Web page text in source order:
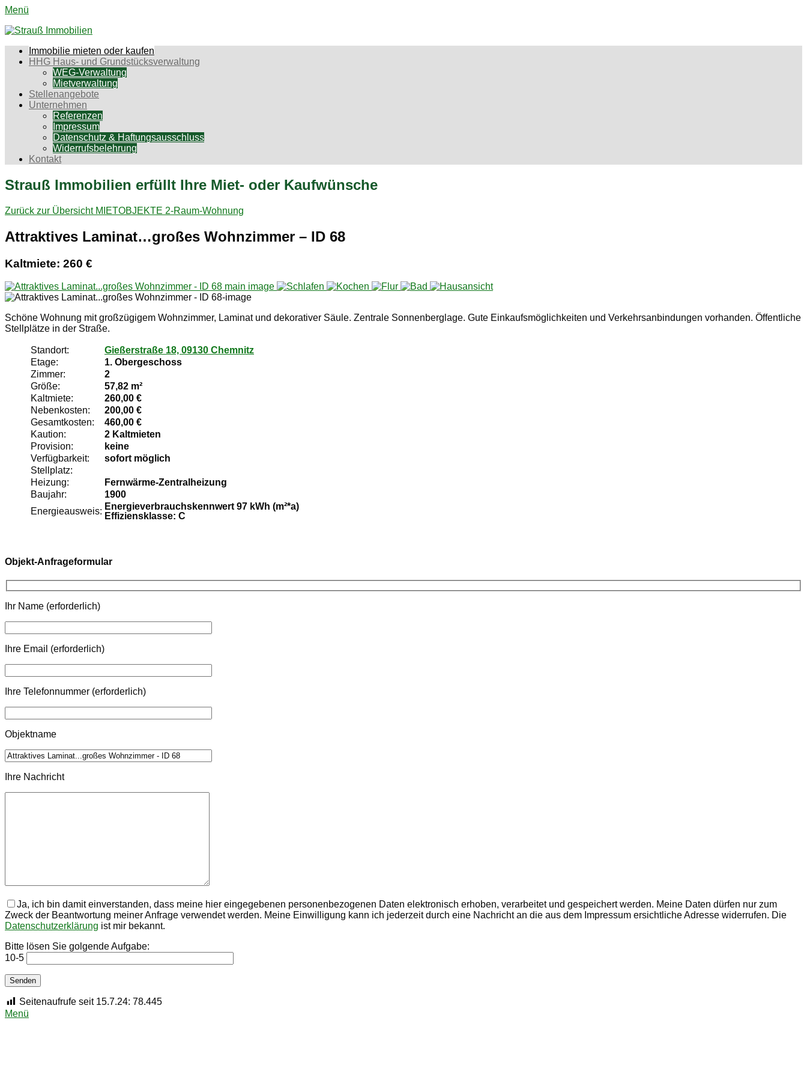
Menü
Strauß Immobilien
Erstes
Menü
Zum
Inhalt:
Immobilie mieten oder kaufen
HHG Haus- und Grundstücksverwaltung
WEG-Verwaltung
Mietverwaltung
Stellenangebote
Unternehmen
Referenzen
Impressum
Datenschutz & Haftungsausschluss
Widerrufsbelehrung
Kontakt
Strauß Immobilien erfüllt Ihre Miet- oder Kaufwünsche
Zurück zur Übersicht MIETOBJEKTE 2-Raum-Wohnung
Attraktives Laminat…großes Wohnzimmer – ID 68
Kaltmiete: 260 €
Schöne Wohnung mit großzügigem Wohnzimmer, Laminat und dekorativer Säule. Zentrale Sonnenberglage. Gute Einkaufsmöglichkeiten und Verkehrsanbindungen vorhanden. Öffentliche
Stellplätze in der Straße.
Standort:
Gießerstraße 18, 09130 Chemnitz
Etage:
1. Obergeschoss
Zimmer:
2
Größe:
57,82 m²
Kaltmiete:
260,00 €
Nebenkosten:
200,00 €
Gesamtkosten:
460,00 €
Kaution:
2 Kaltmieten
Provision:
keine
Verfügbarkeit:
sofort möglich
Stellplatz:
Heizung:
Fernwärme-Zentralheizung
Baujahr:
1900
Energieausweis: Energieverbrauchskennwert 97 kWh (m²*a)
Effiziensklasse: C
Objekt-Anfrageformular
Ihr Name (erforderlich)
Ihre Email (erforderlich)
Ihre Telefonnummer (erforderlich)
Objektname
Ihre Nachricht
Ja, ich bin damit einverstanden, dass meine hier eingegebenen personenbezogenen Daten elektronisch erhoben, verarbeitet und gespeichert werden. Meine Daten dürfen nur zum
Zweck der Beantwortung meiner Anfrage verwendet werden. Meine Einwilligung kann ich jederzeit durch eine Nachricht an die aus dem Impressum ersichtliche Adresse widerrufen. Die
Datenschutzerklärung ist mir bekannt.
Bitte lösen Sie golgende Aufgabe:
10-5
Seitenaufrufe seit 15.7.24: 78.445
Menü